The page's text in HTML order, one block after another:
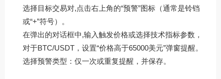
选择目标交易对,点击右上角的“预警”图标（通常是铃铛
或“+”符号）。
在弹出的对话框中,输入触发价格或选择技术指标参数，
对于BTC/USDT，设置“价格高于65000美元”弹窗提醒。
选择预警类型：仅一次或重复提醒，并保存。